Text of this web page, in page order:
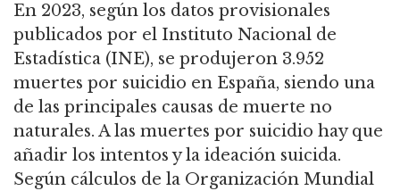
En 2023, según los datos provisionales
publicados por el Instituto Nacional de
Estadística (INE), se produjeron 3.952
muertes por suicidio en España, siendo una
de las principales causas de muerte no
naturales. A las muertes por suicidio hay que
añadir los intentos y la ideación suicida.
Según cálculos de la Organización Mundial